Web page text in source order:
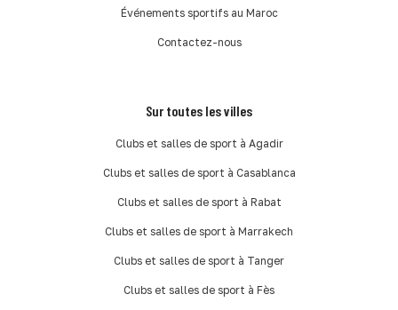
Événements sportifs au Maroc
Contactez-nous
Sur toutes les villes
Clubs et salles de sport à Agadir
Clubs et salles de sport à Casablanca
Clubs et salles de sport à Rabat
Clubs et salles de sport à Marrakech
Clubs et salles de sport à Tanger
Clubs et salles de sport à Fès